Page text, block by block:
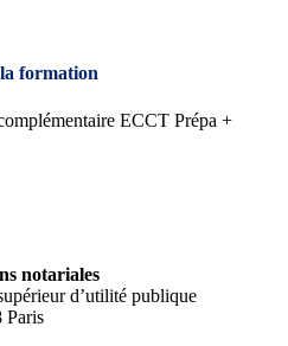
formation
ECCT Prépa +
notariales
d’utilité publique
Paris